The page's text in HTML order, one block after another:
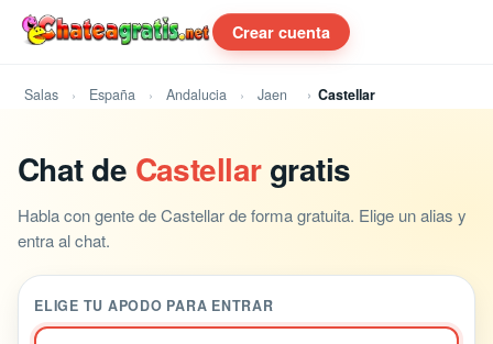
Crear cuenta
Salas España Andalucia Jaen Castellar
Chat de Castellargratis
Habla con gente de Castellar de forma gratuita. Elige un alias y
entra al chat.
ELIGE TU APODO PARA ENTRAR